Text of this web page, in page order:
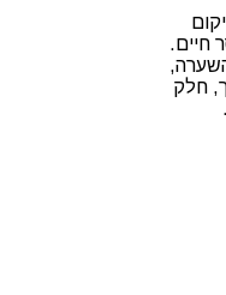
חיים.
חלק